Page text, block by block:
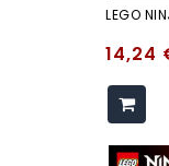
LEGO
14,24